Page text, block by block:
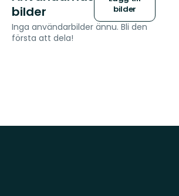
bilder
bilder
Inga användarbilder ännu. Bli den
första att dela!